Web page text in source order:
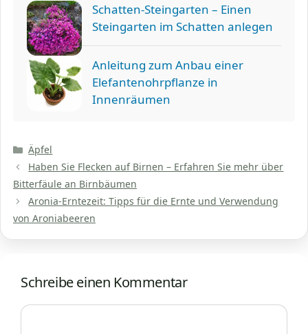
Schatten-Steingarten – Einen
Steingarten im Schatten anlegen
Anleitung zum Anbau einer
Elefantenohrpflanze in
Innenräumen
Kategorien
Äpfel
Haben Sie Flecken auf Birnen – Erfahren Sie mehr über
Bitterfäule an Birnbäumen
Aronia-Erntezeit: Tipps für die Ernte und Verwendung
von Aroniabeeren
Schreibe einen Kommentar
Kommentar